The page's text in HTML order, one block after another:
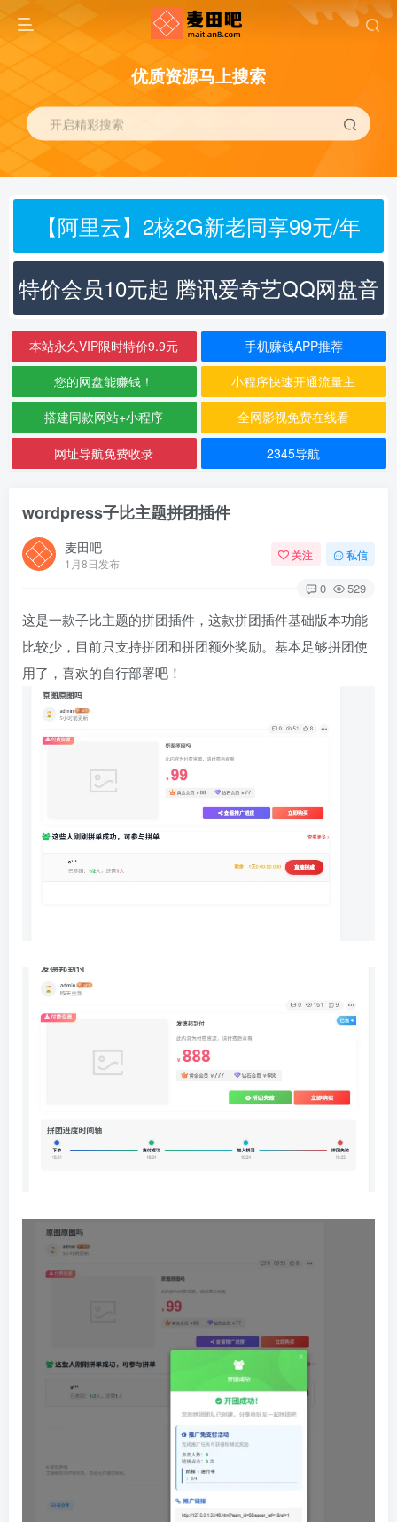
优质资源马上搜索
开启精彩搜索
【阿里云】2核2G新老同享99元/年
特价会员10元起 腾讯爱奇艺QQ网盘音
乐
本站永久VIP限时特价9.9元 手机赚钱APP推荐
您的网盘能赚钱！ 小程序快速开通流量主
搭建同款网站+小程序 全网影视免费在线看
网址导航免费收录 2345导航
wordpress子比主题拼团插件
麦田吧
1月8日发布
关注 私信
0 529
这是一款子比主题的拼团插件，这款拼团插件基础版本功能
比较少，目前只支持拼团和拼团额外奖励。基本足够拼团使
用了，喜欢的自行部署吧！